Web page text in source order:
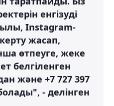
енгізуді
Instagram-
жасап,
өтпеуге, жеке
белгіленген
және +7 727 397
- делінген